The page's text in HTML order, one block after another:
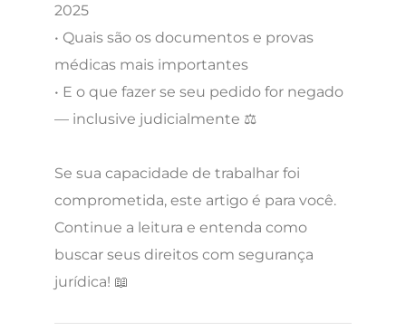
2025
• Quais são os documentos e provas
médicas mais importantes
• E o que fazer se seu pedido for negado
— inclusive judicialmente ⚖️
Se sua capacidade de trabalhar foi
comprometida, este artigo é para você.
Continue a leitura e entenda como
buscar seus direitos com segurança
jurídica! 📖